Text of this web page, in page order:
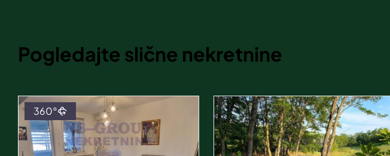
Pogledajte slične nekretnine
360°